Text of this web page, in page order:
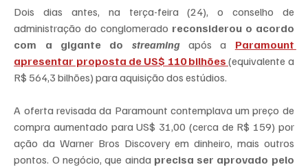
Dois dias antes, na terça-feira (24), o conselho de
administração do conglomerado reconsiderou o acordo
com a gigante do streaming após a Paramount
apresentar proposta de US$ 110 bilhões (equivalente a
R$ 564,3 bilhões) para aquisição dos estúdios.
A oferta revisada da Paramount contemplava um preço de
compra aumentado para US$ 31,00 (cerca de R$ 159) por
ação da Warner Bros Discovery em dinheiro, mais outros
pontos. O negócio, que ainda precisa ser aprovado pelo